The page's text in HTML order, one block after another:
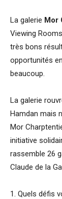
La galerie Mor
Viewing
très bons
opportunités
beaucoup.
La galerie
Hamdan mais
Mor
initiative
rassemble 26
Claude de la
1. Quels défis